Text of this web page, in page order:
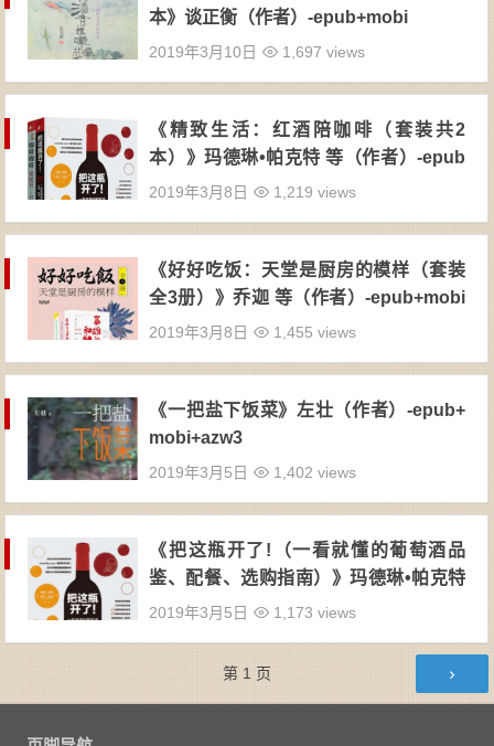
本》谈正衡（作者）-epub+mobi
2019年3月10日 1,697 views
《精致生活：红酒陪咖啡（套装共2
本）》玛德琳•帕克特 等（作者）-epub
+mobi+azw3
2019年3月8日 1,219 views
《好好吃饭：天堂是厨房的模样（套装
全3册）》乔迦 等（作者）-epub+mobi
+azw3
2019年3月8日 1,455 views
《一把盐下饭菜》左壮（作者）-epub+
mobi+azw3
2019年3月5日 1,402 views
《把这瓶开了!（一看就懂的葡萄酒品
鉴、配餐、选购指南）》玛德琳•帕克特
（作者）-epub+azw3
2019年3月5日 1,173 views
第 1 页